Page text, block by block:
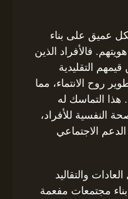
عميق على بناء
فالأفراد الذين
التقليدية
روح الانتماء، مما
التماسك له
النفسية للأفراد،
الاجتماعي
والتقاليد
مجتمعات مفعمة